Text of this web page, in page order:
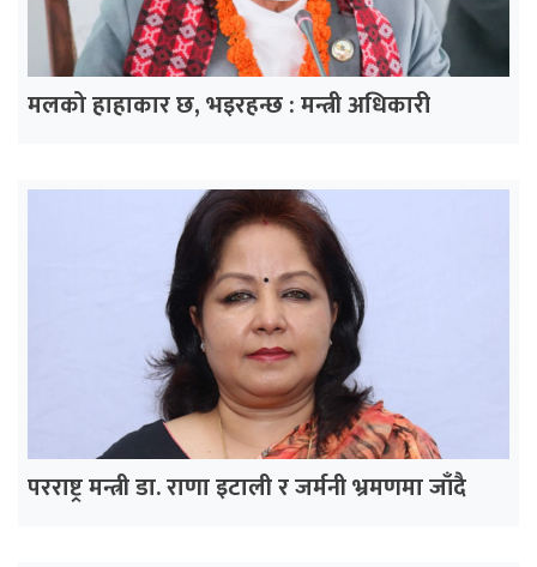
मलको हाहाकार छ, भइरहन्छ : मन्त्री अधिकारी
परराष्ट्र मन्त्री डा. राणा इटाली र जर्मनी भ्रमणमा जाँदै